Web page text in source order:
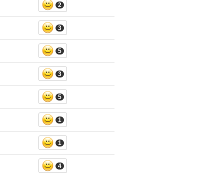
2
3
5
3
5
1
1
4